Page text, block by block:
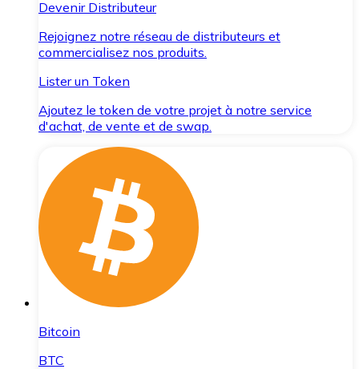
Devenir Distributeur
Rejoignez notre réseau de distributeurs et
commercialisez nos produits.
Lister un Token
Ajoutez le token de votre projet à notre service
d'achat, de vente et de swap.
Bitcoin
BTC